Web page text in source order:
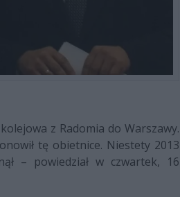
z Radomia do Warszawy.
tę obietnice. Niestety 2013
– powiedział w czwartek, 16